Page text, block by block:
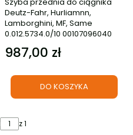
Deutz-Fahr, Hurliamnn,
Lamborghini, MF, Same
0.012.5734.0/10 00107096040
Cena
987,00 zł
DO KOSZYKA
z 1